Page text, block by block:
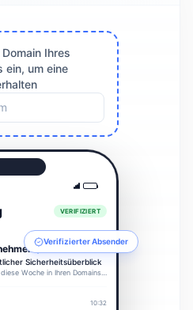
Ihres
ein, um eine
VERIFIZIERT
Sicherheitsüberblick
Hier ist, was diese Woche in Ihren Domains passiert ist…
Verifizierter Absender
10:32